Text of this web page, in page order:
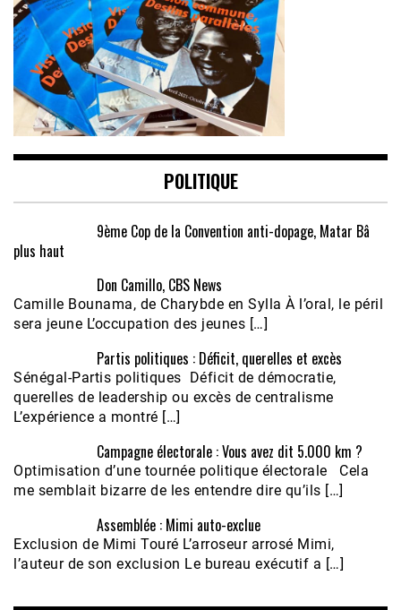
POLITIQUE
9ème Cop de la Convention anti-dopage, Matar Bâ
plus haut
Don Camillo, CBS News
Camille Bounama, de Charybde en Sylla À l’oral, le péril
sera jeune L’occupation des jeunes […]
Partis politiques : Déficit, querelles et excès
Sénégal-Partis politiques Déficit de démocratie,
querelles de leadership ou excès de centralisme
L’expérience a montré […]
Campagne électorale : Vous avez dit 5.000 km ?
Optimisation d’une tournée politique électorale Cela
me semblait bizarre de les entendre dire qu’ils […]
Assemblée : Mimi auto-exclue
Exclusion de Mimi Touré L’arroseur arrosé Mimi,
l’auteur de son exclusion Le bureau exécutif a […]